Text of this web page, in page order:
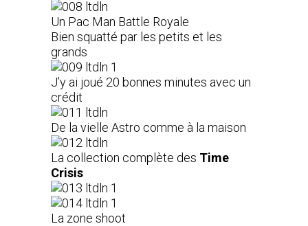
Un Pac Man Battle Royale
Bien squatté par les petits et les
grands
J’y ai joué 20 bonnes minutes avec un
crédit
De la vielle Astro comme à la maison
La collection complète des Time
Crisis
La zone shoot